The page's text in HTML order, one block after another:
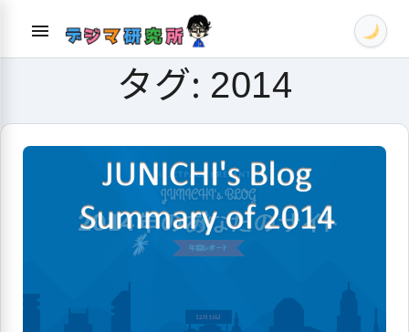
menu
タグ: 2014